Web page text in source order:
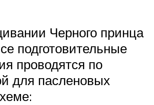
Черного принца
подготовительные
проводятся по
для пасленовых